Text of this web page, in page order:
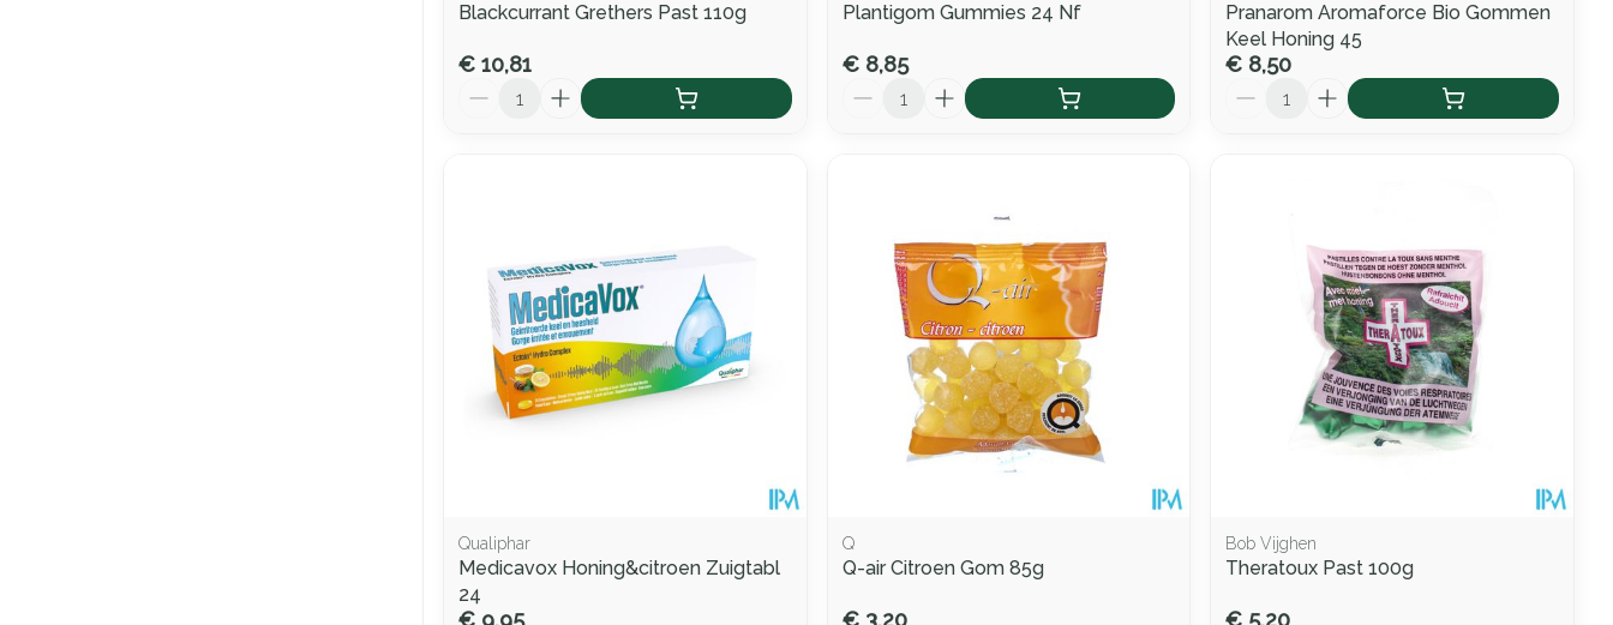
Blackcurrant Grethers Past 110g
€ 10,81
Plantigom Gummies 24 Nf
€ 8,85
Pranarom Aromaforce Bio Gommen
Keel Honing 45
€ 8,50
Qualiphar
Medicavox Honing&citroen Zuigtabl
24
€ 9,95
Q
Q-air Citroen Gom 85g
€ 3,20
Bob Vijghen
Theratoux Past 100g
€ 5,20